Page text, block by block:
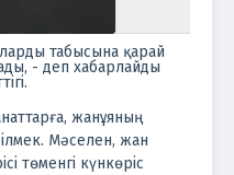
табысына қарай
- деп хабарлайды
жанұяның
Мәселен, жан
төменгі күнкөріс